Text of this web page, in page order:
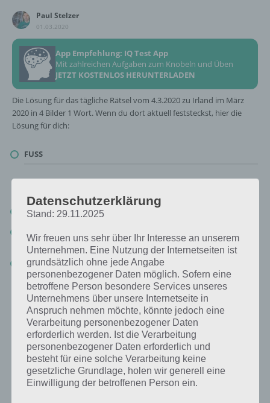
Paul Stelzer
01.03.2020
App Empfehlung: IQ Test App
Mit zahlreichen Aufgaben zum Knobeln und Üben
JETZT KOSTENLOS HERUNTERLADEN
Die Lösung für das tägliche Rätsel vom 4.3.2020 zu Irland im März
2020 in 4 Bilder 1 Wort. Wenn du dort aktuell feststeckst, hier die
Lösung für dich:
FUSS
Du suchst eine andere Lösung?
Tägliches BONUS Rätsel:
Zur Lösung vom 4.3.2020
4.3.2019, als Lösung gesucht war
Zur Übersicht:4 Bilder 1 Wort Lösungen zu Irland im März 2020
Datenschutzerklärung
Stand: 29.11.2025
Wir freuen uns sehr über Ihr Interesse an unserem
Unternehmen. Eine Nutzung der Internetseiten ist
grundsätzlich ohne jede Angabe
personenbezogener Daten möglich. Sofern eine
betroffene Person besondere Services unseres
Unternehmens über unsere Internetseite in
Anspruch nehmen möchte, könnte jedoch eine
Verarbeitung personenbezogener Daten
erforderlich werden. Ist die Verarbeitung
personenbezogener Daten erforderlich und
besteht für eine solche Verarbeitung keine
gesetzliche Grundlage, holen wir generell eine
Einwilligung der betroffenen Person ein.